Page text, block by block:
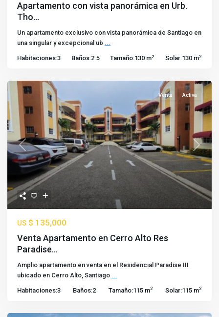
Apartamento con vista panorámica en Urb.
Tho...
Un apartamento exclusivo con vista panorámica de Santiago en
una singular y excepcional ub ...
Habitaciones:3 Baños:2.5 Tamaño:130 m2 Solar:130 m2
Previous Next
Venta Activa
US $ 135,000
Venta Apartamento en Cerro Alto Res
Paradise...
Amplio apartamento en venta en el Residencial Paradise III
ubicado en Cerro Alto, Santiago ...
Habitaciones:3 Baños:2 Tamaño:115 m2 Solar:115 m2